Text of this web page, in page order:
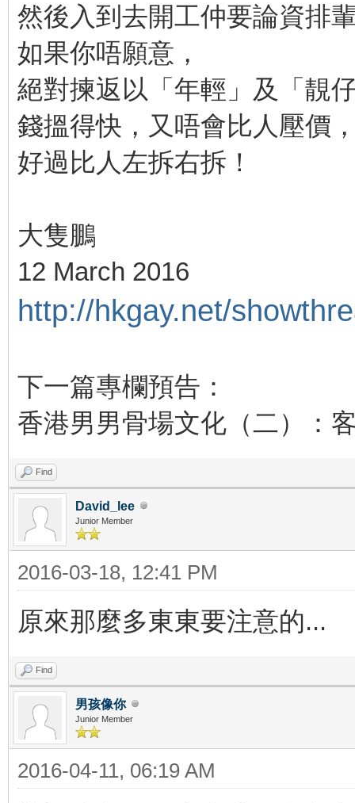
然後入到去開工仲要論資排
如果你唔願意，
絕對揀返以「年輕」及「靚
錢搵得快，又唔會比人壓價
好過比人左拆右拆！
大隻鵬
12 March 2016
http://hkgay.net/
下一篇專欄預告：
香港男男骨場文化（二）：
Find
David_lee
Junior Member
2016-03-18, 12:41 PM
原來那麼多東東要注意的...
Find
男孩像你
Junior Member
2016-04-11, 06:19 AM